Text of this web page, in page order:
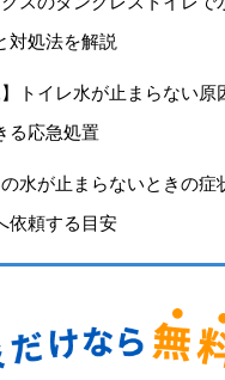
対処法を解説
】トイレ水が止まらない原
る応急処置
の水が止まらないときの症
依頼する目安